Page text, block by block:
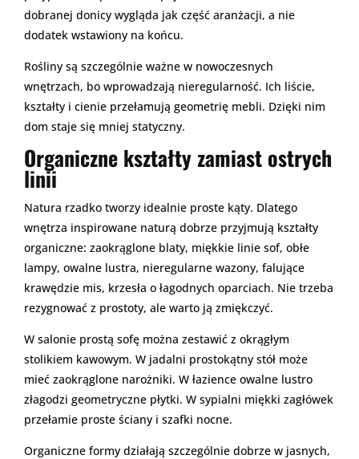
dobranej donicy wygląda jak część aranżacji, a nie
dodatek wstawiony na końcu.
Rośliny są szczególnie ważne w nowoczesnych
wnętrzach, bo wprowadzają nieregularność. Ich liście,
kształty i cienie przełamują geometrię mebli. Dzięki nim
dom staje się mniej statyczny.
Organiczne kształty zamiast ostrych
linii
Natura rzadko tworzy idealnie proste kąty. Dlatego
wnętrza inspirowane naturą dobrze przyjmują kształty
organiczne: zaokrąglone blaty, miękkie linie sof, obłe
lampy, owalne lustra, nieregularne wazony, falujące
krawędzie mis, krzesła o łagodnych oparciach. Nie trzeba
rezygnować z prostoty, ale warto ją zmiękczyć.
W salonie prostą sofę można zestawić z okrągłym
stolikiem kawowym. W jadalni prostokątny stół może
mieć zaokrąglone narożniki. W łazience owalne lustro
złagodzi geometryczne płytki. W sypialni miękki zagłówek
przełamie proste ściany i szafki nocne.
Organiczne formy działają szczególnie dobrze w jasnych,